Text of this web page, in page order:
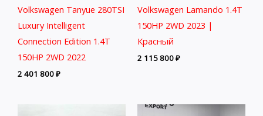
Volkswagen Tanyue 280TSI
Luxury Intelligent
Connection Edition 1.4T
150HP 2WD 2022
2 401 800₽
Volkswagen Lamando 1.4T
150HP 2WD 2023 |
Красный
2 115 800₽